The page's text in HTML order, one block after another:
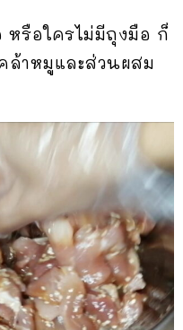
รือใครไม่มีถุงมือ​ ก็
ล้าหมูและส่วนผสม